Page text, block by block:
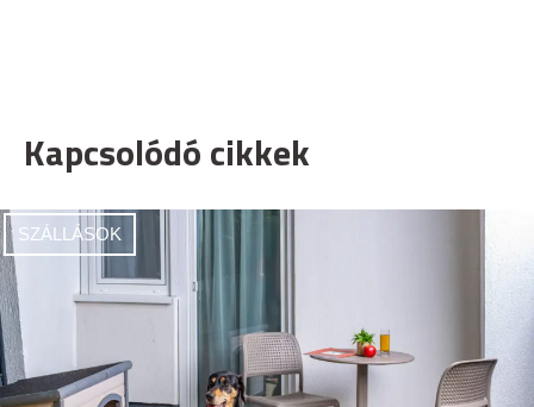
Kapcsolódó cikkek
SZÁLLÁSOK